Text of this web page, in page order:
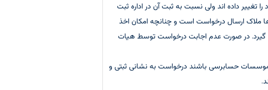
داده اند ولی نسبت به ثبت آن در اداره ثبت
مضبوط در اداره ثبت شرکت ها ملاک ارسال درخواست است و چنانچه امکان اخذ
گیرد. در صورت عدم اجابت درخواست توسط هیات
حسابرسی باشند درخواست به نشانی ثبتی و